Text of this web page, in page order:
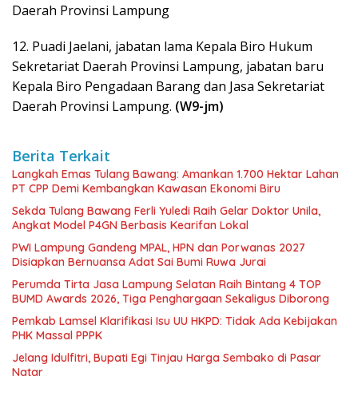
Daerah Provinsi Lampung
12. Puadi Jaelani, jabatan lama Kepala Biro Hukum
Sekretariat Daerah Provinsi Lampung, jabatan baru
Kepala Biro Pengadaan Barang dan Jasa Sekretariat
Daerah Provinsi Lampung. (W9-jm)
Berita Terkait
Langkah Emas Tulang Bawang: Amankan 1.700 Hektar Lahan
PT CPP Demi Kembangkan Kawasan Ekonomi Biru
Sekda Tulang Bawang Ferli Yuledi Raih Gelar Doktor Unila,
Angkat Model P4GN Berbasis Kearifan Lokal
PWI Lampung Gandeng MPAL, HPN dan Porwanas 2027
Disiapkan Bernuansa Adat Sai Bumi Ruwa Jurai
Perumda Tirta Jasa Lampung Selatan Raih Bintang 4 TOP
BUMD Awards 2026, Tiga Penghargaan Sekaligus Diborong
Pemkab Lamsel Klarifikasi Isu UU HKPD: Tidak Ada Kebijakan
PHK Massal PPPK
Jelang Idulfitri, Bupati Egi Tinjau Harga Sembako di Pasar
Natar